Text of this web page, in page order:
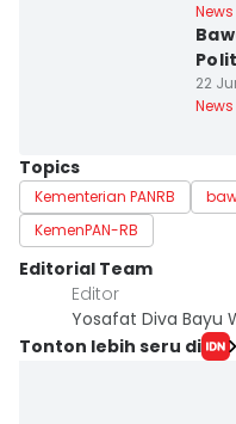
News
22
News
Topics
Kementerian PANRB
KemenPAN-RB
Editorial Team
Editor
Yosafat Diva Bayu
Tonton lebih seru di